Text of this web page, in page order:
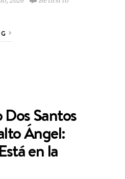
Dos Santos
Ángel:
en la